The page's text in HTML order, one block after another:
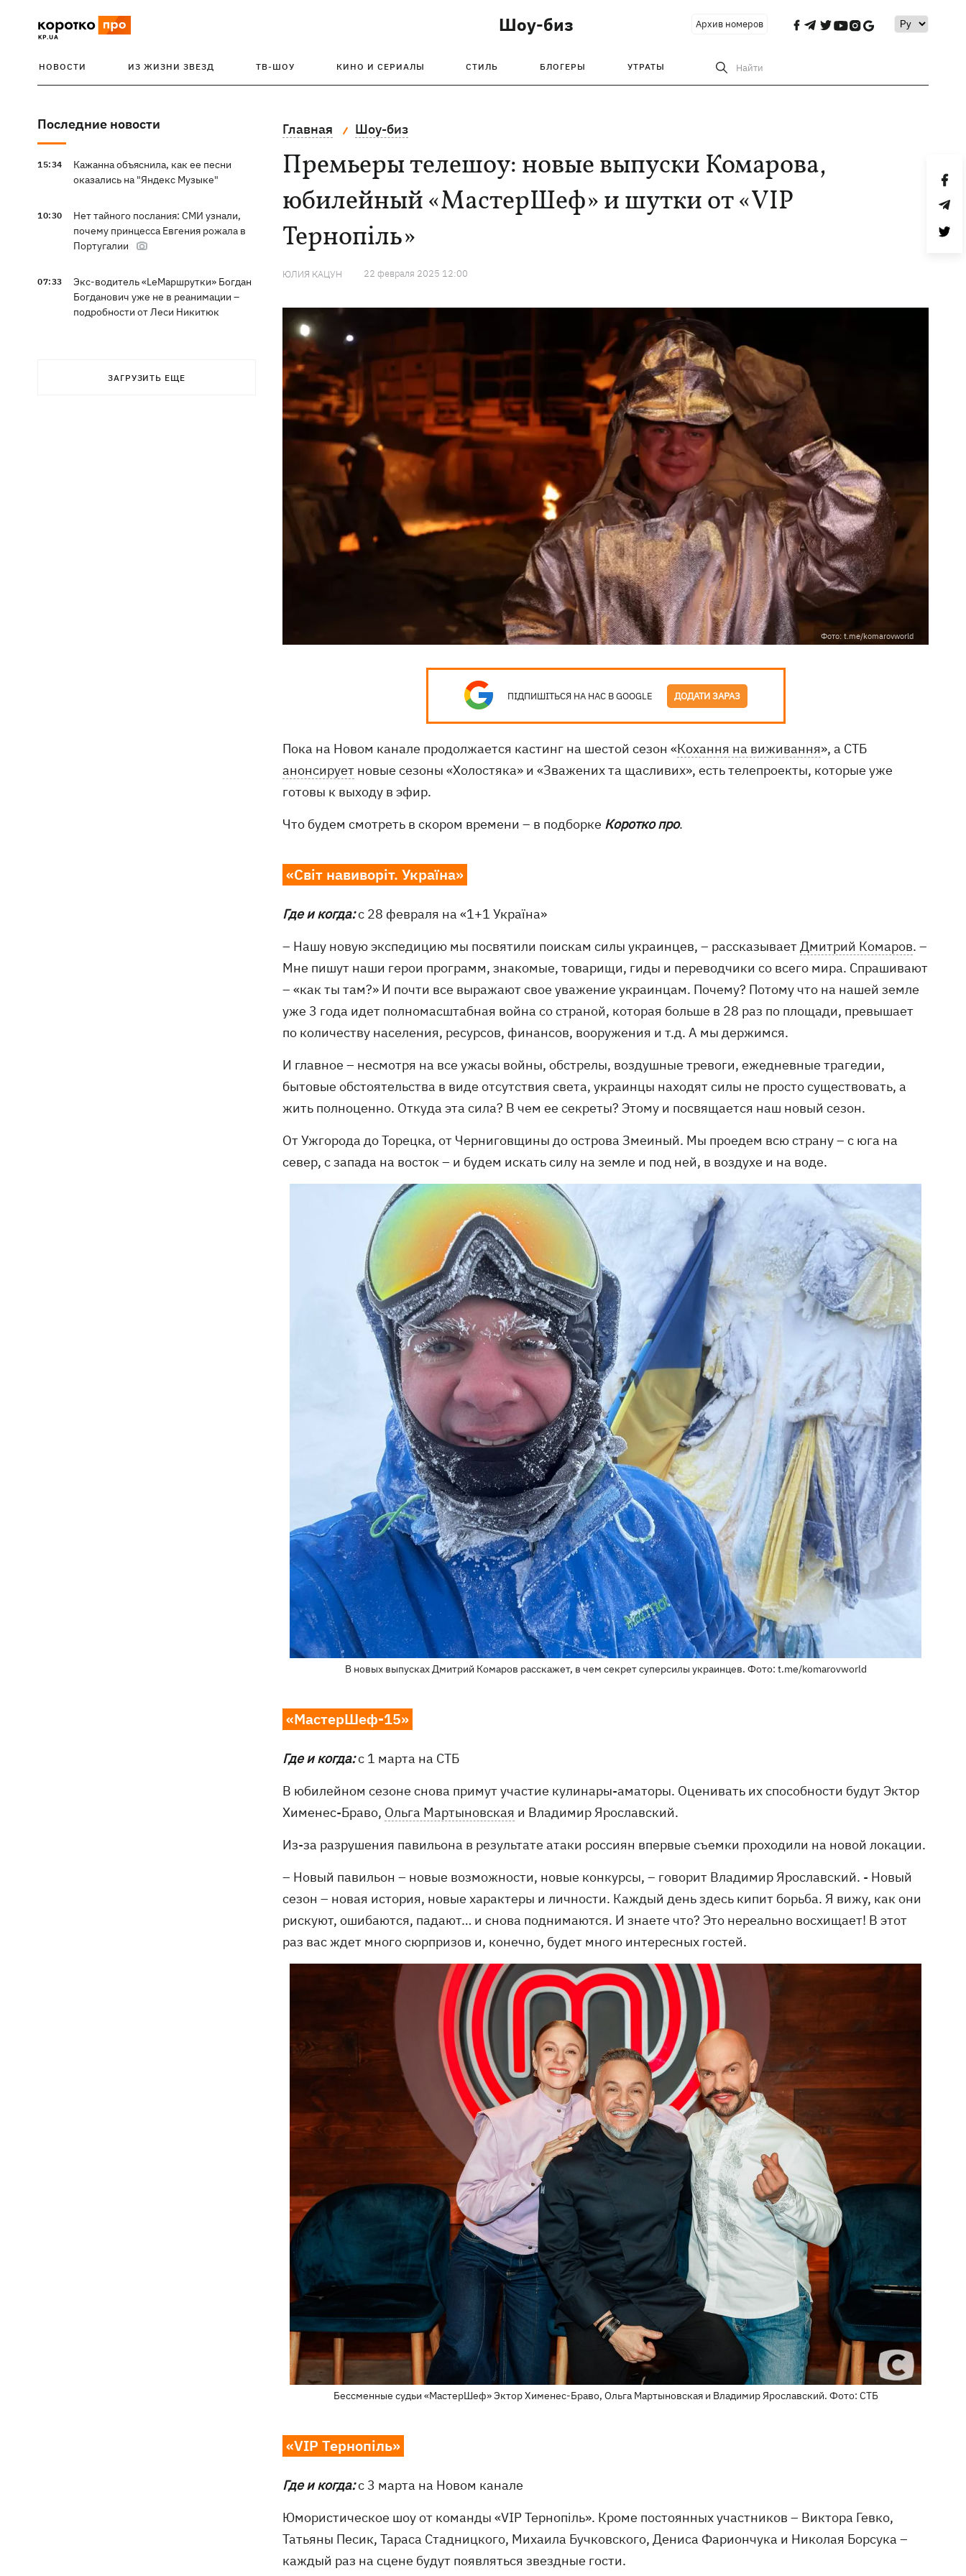
Шоу-биз Архив номеров
НОВОСТИ ИЗ ЖИЗНИ ЗВЕЗД ТВ-ШОУ КИНО И СЕРИАЛЫ СТИЛЬ БЛОГЕРЫ УТРАТЫ Найти
Последние новости
15:34
Кажанна объяснила, как ее песни
оказались на "Яндекс Музыке"
10:30
Нет тайного послания: СМИ узнали,
почему принцесса Евгения рожала в
Португалии
07:33
Экс-водитель «LeМаршрутки» Богдан
Богданович уже не в реанимации –
подробности от Леси Никитюк
ЗАГРУЗИТЬ ЕЩЕ
Главная Шоу-биз
Премьеры телешоу: новые выпуски Комарова,
юбилейный «МастерШеф» и шутки от «VIP
Тернопіль»
ЮЛИЯ КАЦУН 22 февраля 2025 12:00
Фото: t.me/komarovworld
ПІДПИШІТЬСЯ НА НАС В GOOGLE ДОДАТИ ЗАРАЗ
Пока на Новом канале продолжается кастинг на шестой сезон «Кохання на виживання», а СТБ
анонсирует новые сезоны «Холостяка» и «Зважених та щасливих», есть телепроекты, которые уже
готовы к выходу в эфир.
Что будем смотреть в скором времени – в подборке Коротко про.
«Світ навиворіт. Україна»
Где и когда:с 28 февраля на «1+1 Україна»
– Нашу новую экспедицию мы посвятили поискам силы украинцев, – рассказываетДмитрий Комаров. –
Мне пишут наши герои программ, знакомые, товарищи, гиды и переводчики со всего мира. Спрашивают
– «как ты там?» И почти все выражают свое уважение украинцам. Почему? Потому что на нашей земле
уже 3 года идет полномасштабная война со страной, которая больше в 28 раз по площади, превышает
по количеству населения, ресурсов, финансов, вооружения и т.д. А мы держимся.
И главное – несмотря на все ужасы войны, обстрелы, воздушные тревоги, ежедневные трагедии,
бытовые обстоятельства в виде отсутствия света, украинцы находят силы не просто существовать, а
жить полноценно. Откуда эта сила? В чем ее секреты? Этому и посвящается наш новый сезон.
От Ужгорода до Торецка, от Черниговщины до острова Змеиный. Мы проедем всю страну – с юга на
север, с запада на восток – и будем искать силу на земле и под ней, в воздухе и на воде.
В новых выпусках Дмитрий Комаров расскажет, в чем секрет суперсилы украинцев. Фото: t.me/komarovworld
«МастерШеф-15»
Где и когда:с 1 марта на СТБ
В юбилейном сезоне снова примут участие кулинары-аматоры. Оценивать их способности будут Эктор
Хименес-Браво, Ольга Мартыновская и Владимир Ярославский.
Из-за разрушения павильона в результате атаки россиян впервые съемки проходили на новой локации.
– Новый павильон – новые возможности, новые конкурсы, – говорит Владимир Ярославский. - Новый
сезон – новая история, новые характеры и личности. Каждый день здесь кипит борьба. Я вижу, как они
рискуют, ошибаются, падают… и снова поднимаются. И знаете что? Это нереально восхищает! В этот
раз вас ждет много сюрпризов и, конечно, будет много интересных гостей.
Бессменные судьи «МастерШеф» Эктор Хименес-Браво, Ольга Мартыновская и Владимир Ярославский. Фото: СТБ
«VIP Тернопіль»
Где и когда:с 3 марта на Новом канале
Юмористическое шоу от команды «VIP Тернопіль». Кроме постоянных участников – Виктора Гевко,
Татьяны Песик, Тараса Стадницкого, Михаила Бучковского, Дениса Фариончука и Николая Борсука –
каждый раз на сцене будут появляться звездные гости.